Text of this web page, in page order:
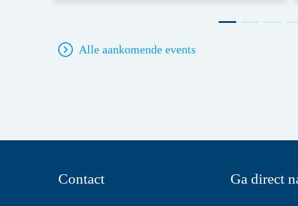
Alle aankomende events
Contact Ga direct